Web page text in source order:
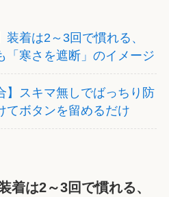
装着は2～3回で慣れる、
「寒さを遮断」のイメージ
】スキマ無しでばっちり防
てボタンを留めるだけ
着は2～3回で慣れる、